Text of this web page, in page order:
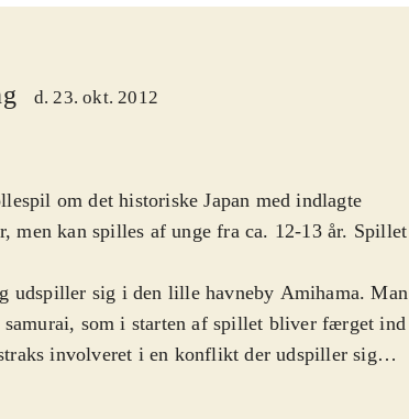
d. 23. okt. 2012
om det historiske Japan med indlagte
men kan spilles af unge fra ca. 12-13 år. Spillet
udspiller sig i den lille havneby Amihama. Man
samurai, som i starten af spillet bliver færget ind
involveret i en konflikt der udspiller sig